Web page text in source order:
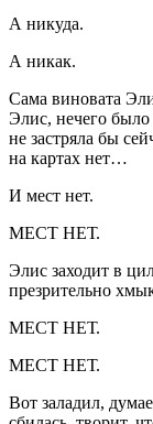
А никуда.
А никак.
Сама виновата
Элис, нечего было
не застряла бы
на картах нет…
И мест нет.
МЕСТ НЕТ.
Элис заходит в
презрительно
МЕСТ НЕТ.
МЕСТ НЕТ.
Вот заладил,